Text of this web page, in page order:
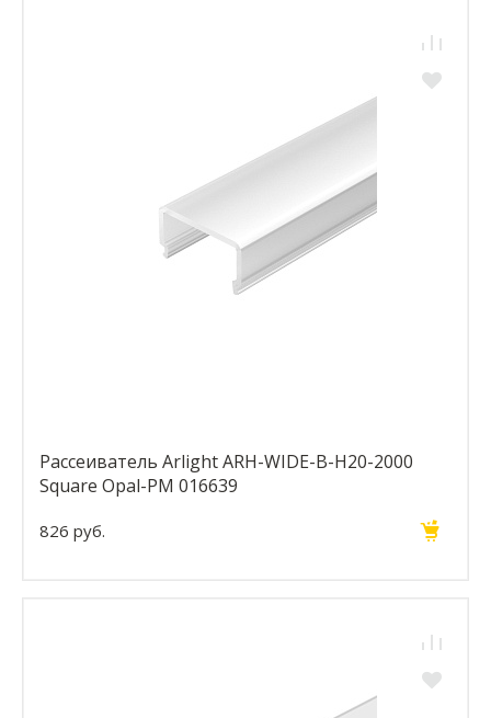
Рассеиватель Arlight ARH-WIDE-B-H20-2000
Square Opal-PM 016639
826 руб.